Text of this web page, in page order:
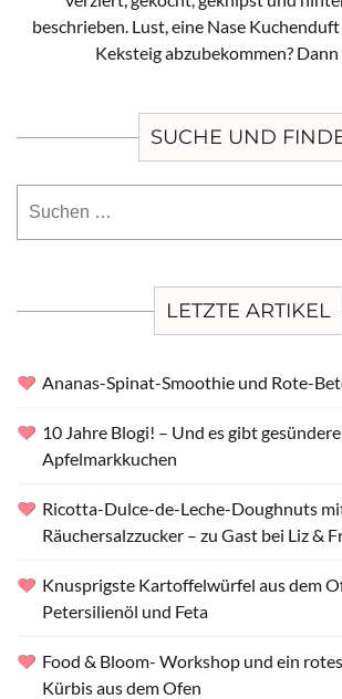
beschrieben. Lust, eine Nase
Keksteig abzubekommen?
SUCHE UND
LETZTE ARTIKEL
Ananas-Spinat-Smoothie und Rote-
10 Jahre Blogi! – Und es gibt
Apfelmarkkuchen
Ricotta-Dulce-de-Leche-Doughnuts
Räuchersalzzucker – zu Gast bei Liz &
Knusprigste Kartoffelwürfel aus dem
Petersilienöl und Feta
Food & Bloom- Workshop und ein
Kürbis aus dem Ofen